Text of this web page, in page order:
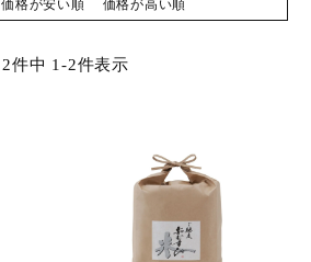
価格が安い順 価格が高い順
2件中 1-2件表示